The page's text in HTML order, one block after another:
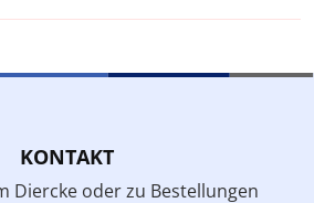
KONTAKT
Diercke oder zu Bestellungen